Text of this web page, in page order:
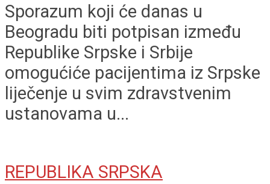
Sporazum koji će danas u
Beogradu biti potpisan između
Republike Srpske i Srbije
omogućiće pacijentima iz Srpske
liječenje u svim zdravstvenim
ustanovama u...
REPUBLIKA SRPSKA